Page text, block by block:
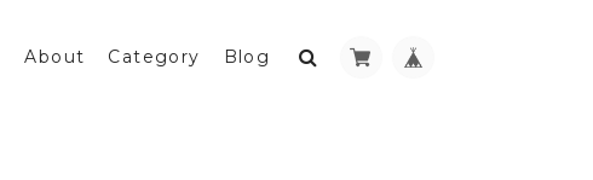
About Category Blog